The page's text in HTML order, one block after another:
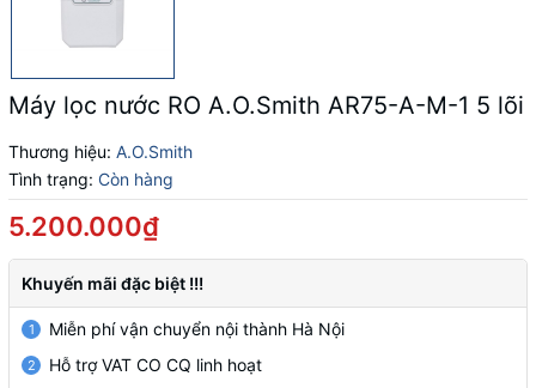
Máy lọc nước RO A.O.Smith AR75-A-M-1 5 lõi
Thương hiệu: A.O.Smith
Tình trạng: Còn hàng
5.200.000₫
Khuyến mãi đặc biệt !!!
1 Miễn phí vận chuyển nội thành Hà Nội
2 Hỗ trợ VAT CO CQ linh hoạt